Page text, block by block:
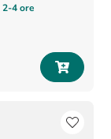
2-4 ore